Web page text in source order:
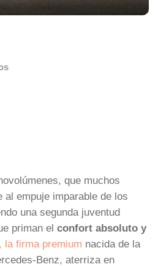
que muchos
al empuje imparable de los
una segunda juventud
priman el confort absoluto y
la firma premium nacida de la
Benz, aterriza en